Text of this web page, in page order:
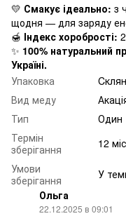
💛 Смакує ідеально: з
щодня — для заряду
🍯 Індекс хоробрості:
✨ 100% натуральний
Україні.
Упаковка
Вид меду
Тип
Один
Термін
зберігання
12
Умови
зберігання
У
Ольга
22.12.2025 в 09:01